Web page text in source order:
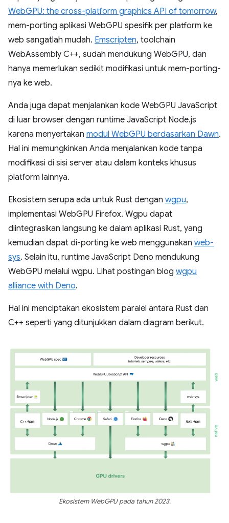
WebGPU: the cross-platform graphics API of tomorrow,
mem-porting aplikasi WebGPU spesifik per platform ke
web sangatlah mudah. Emscripten, toolchain
WebAssembly C++, sudah mendukung WebGPU, dan
hanya memerlukan sedikit modifikasi untuk mem-porting-
nya ke web.
Anda juga dapat menjalankan kode WebGPU JavaScript
di luar browser dengan runtime JavaScript Node.js
karena menyertakan modul WebGPU berdasarkan Dawn.
Hal ini memungkinkan Anda menjalankan kode tanpa
modifikasi di sisi server atau dalam konteks khusus
platform lainnya.
Ekosistem serupa ada untuk Rust dengan wgpu,
implementasi WebGPU Firefox. Wgpu dapat
diintegrasikan langsung ke dalam aplikasi Rust, yang
kemudian dapat di-porting ke web menggunakan web-
sys. Selain itu, runtime JavaScript Deno mendukung
WebGPU melalui wgpu. Lihat postingan blog wgpu
alliance with Deno.
Hal ini menciptakan ekosistem paralel antara Rust dan
C++ seperti yang ditunjukkan dalam diagram berikut.
Ekosistem WebGPU pada tahun 2023.